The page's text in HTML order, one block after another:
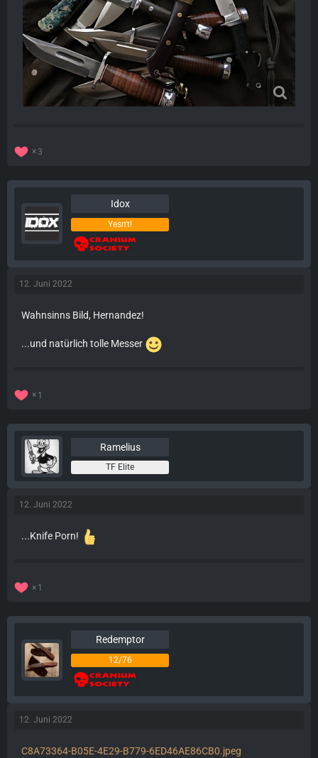
3
Idox
Yesn't!
12. Juni 2022
Wahnsinns Bild, Hernandez!
...und natürlich tolle Messer
1
Ramelius
TF Elite
12. Juni 2022
...Knife Porn!
1
Redemptor
12/76
12. Juni 2022
C8A73364-B05E-4E29-B779-6ED46AE86CB0.jpeg